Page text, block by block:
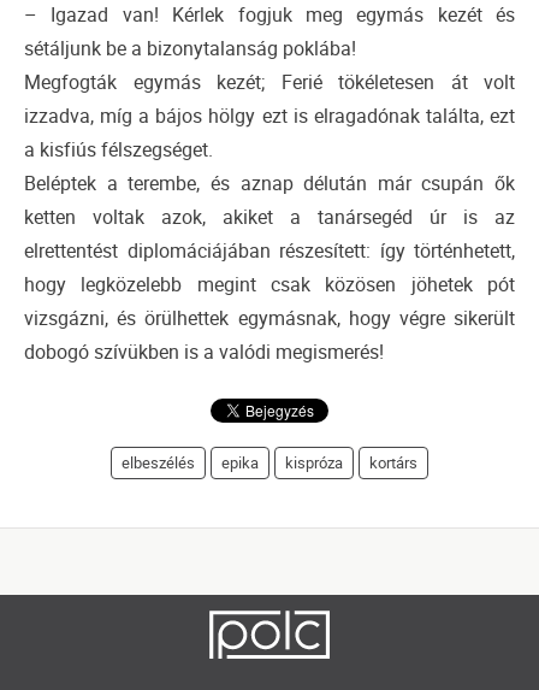
– Igazad van! Kérlek fogjuk meg egymás kezét és
sétáljunk be a bizonytalanság poklába!
Megfogták egymás kezét; Ferié tökéletesen át volt
izzadva, míg a bájos hölgy ezt is elragadónak találta, ezt
a kisfiús félszegséget.
Beléptek a terembe, és aznap délután már csupán ők
ketten voltak azok, akiket a tanársegéd úr is az
elrettentést diplomáciájában részesített: így történhetett,
hogy legközelebb megint csak közösen jöhetek pót
vizsgázni, és örülhettek egymásnak, hogy végre sikerült
dobogó szívükben is a valódi megismerés!
elbeszélés epika kispróza kortárs